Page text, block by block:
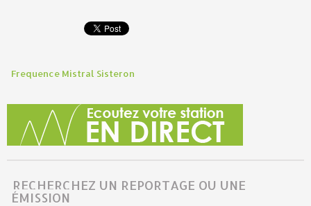
Frequence Mistral Sisteron
RECHERCHEZ UN REPORTAGE OU UNE
ÉMISSION